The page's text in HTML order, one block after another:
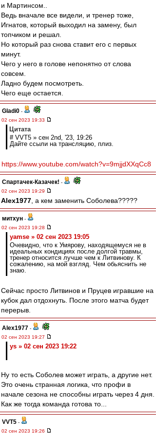
и Мартинсом..
Ведь вначале все видели, и тренер тоже,
Игнатов, который выходил на замену, был
топчиком и решал.
Но который раз снова ставит его с первых
минут.
Чего у него в голове непонятно от слова
совсем.
Ладно будем посмотреть.
Чего еще остается.
Gladi0 -
02 сен 2023 19:33
Цитата
# VVT5 » сен 2nd, '23, 19:26
Дайте ссыли на трансляцию, плиз.
https://www.youtube.com/watch?v=9mjjdXXqCc8
Спартачек-Казачек! -
02 сен 2023 19:29
Alex1977 , а кем заменить Соболева?????
митхун -
02 сен 2023 19:28
yamse » 02 сен 2023 19:05
Очевидно, что к Умярову, находящемуся не в
идеальных кондициях после долгой травмы,
тренер относится лучше чем к Литвинову. К
сожалению, на мой взгляд. Чем обьяснить не
знаю.
Сейчас просто Литвинов и Пруцев игравшие на
кубок дал отдохнуть. После этого матча будет
перерыв.
Alex1977 -
02 сен 2023 19:27
ys » 02 сен 2023 19:22
Ну то есть Соболев может играть, а другие нет.
Это очень странная логика, что профи в
начале сезона не способны играть через 4 дня.
Как же тогда команда готова то...
VVT5 -
02 сен 2023 19:26